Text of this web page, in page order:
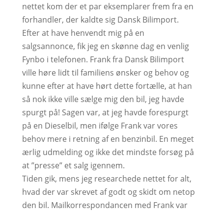
nettet kom der et par eksemplarer frem fra en
forhandler, der kaldte sig Dansk Bilimport.
Efter at have henvendt mig på en
salgsannonce, fik jeg en skønne dag en venlig
Fynbo i telefonen. Frank fra Dansk Bilimport
ville høre lidt til familiens ønsker og behov og
kunne efter at have hørt dette fortælle, at han
så nok ikke ville sælge mig den bil, jeg havde
spurgt på! Sagen var, at jeg havde forespurgt
på en Dieselbil, men ifølge Frank var vores
behov mere i retning af en benzinbil. En meget
ærlig udmelding og ikke det mindste forsøg på
at ”presse” et salg igennem.
Tiden gik, mens jeg researchede nettet for alt,
hvad der var skrevet af godt og skidt om netop
den bil. Mailkorrespondancen med Frank var